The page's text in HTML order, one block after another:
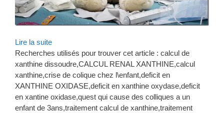
Lire la suite
Recherches utilisés pour trouver cet article : calcul de
xanthine dissoudre,CALCUL RENAL XANTHINE,calcul
xanthine,crise de colique chez l\enfant,deficit en
XANTHINE OXIDASE,deficit en xanthine oxydase,deficit
en xantine oxidase,quest qui cause des colliques a un
enfant de 3ans,traitement calcul de xanthine,traitement